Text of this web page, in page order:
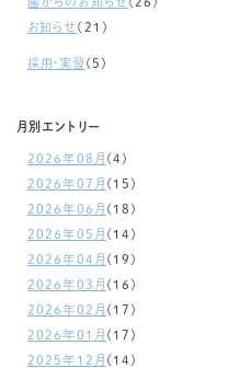
お知らせ(21)
採用・実習 (5)
月別エントリー
2026年08月 (4)
2026年07月 (15)
2026年06月 (18)
2026年05月 (14)
2026年04月 (19)
2026年03月 (16)
2026年02月 (17)
2026年01月 (17)
2025年12月 (14)